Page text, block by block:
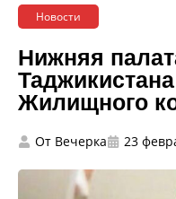
Новости
Нижняя
Жилищного
От Вечерка 23